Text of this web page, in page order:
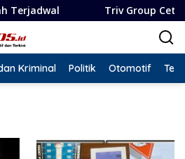
Triv Group Cetak Rekor
Kriminal Politik Otomotif